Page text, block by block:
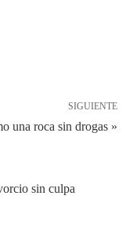
SIGUIENTE
una roca sin drogas »
sin culpa